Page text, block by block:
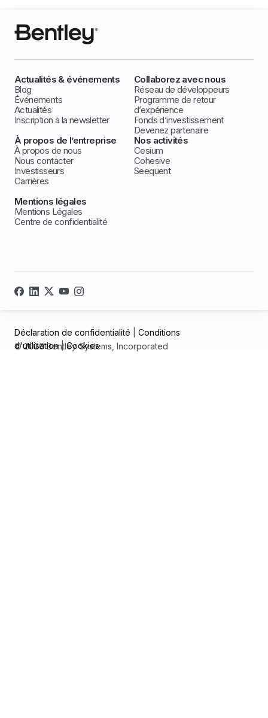
Actualités & événements
Blog
Événements
Actualités
Inscription à la newsletter
Collaborez avec nous
Réseau de développeurs
Programme de retour
d’expérience
Fonds d’investissement
Devenez partenaire
À propos de l’entreprise
À propos de nous
Nous contacter
Investisseurs
Carrières
Nos activités
Cesium
Cohesive
Seequent
Mentions légales
Mentions Légales
Centre de confidentialité
© 2026 Bentley Systems, Incorporated
Déclaration de confidentialité
Conditions
d'utilisation|Cookies